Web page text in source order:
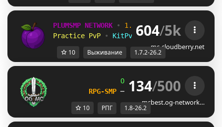
PLUMSMP NETWORK • 1.7.2 ➜ 26.2
Practice PvP
• KitPvP • Lifesteal
604/5k
mc-cloudberry.net
10 Выживание 1.7.2-26.2
OG -Network | 1.8 - 26.2
RPG-SMP ─ CIV FACTIONS ─ SMP
134/500
mcbest.og-network…
10 РПГ 1.8-26.2